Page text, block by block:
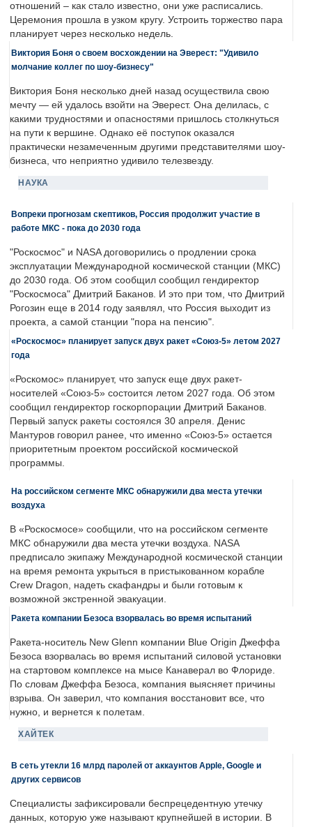
отношений – как стало известно, они уже расписались.
Церемония прошла в узком кругу. Устроить торжество пара
планирует через несколько недель.
Виктория Боня о своем восхождении на Эверест: "Удивило
молчание коллег по шоу-бизнесу"
Виктория Боня несколько дней назад осуществила свою
мечту — ей удалось взойти на Эверест. Она делилась, с
какими трудностями и опасностями пришлось столкнуться
на пути к вершине. Однако её поступок оказался
практически незамеченным другими представителями шоу-
бизнеса, что неприятно удивило телезвезду.
НАУКА
Вопреки прогнозам скептиков, Россия продолжит участие в
работе МКС - пока до 2030 года
"Роскосмос" и NASA договорились о продлении срока
эксплуатации Международной космической станции (МКС)
до 2030 года. Об этом сообщил сообщил гендиректор
"Роскосмоса" Дмитрий Баканов. И это при том, что Дмитрий
Рогозин еще в 2014 году заявлял, что Россия выходит из
проекта, а самой станции "пора на пенсию".
«Роскосмос» планирует запуск двух ракет «Союз-5» летом 2027
года
«Роскомос» планирует, что запуск еще двух ракет-
носителей «Союз-5» состоится летом 2027 года. Об этом
сообщил гендиректор госкорпорации Дмитрий Баканов.
Первый запуск ракеты состоялся 30 апреля. Денис
Мантуров говорил ранее, что именно «Союз-5» остается
приоритетным проектом российской космической
программы.
На российском сегменте МКС обнаружили два места утечки
воздуха
В «Роскосмосе» сообщили, что на российском сегменте
МКС обнаружили два места утечки воздуха. NASA
предписало экипажу Международной космической станции
на время ремонта укрыться в пристыкованном корабле
Crew Dragon, надеть скафандры и были готовым к
возможной экстренной эвакуации.
Ракета компании Безоса взорвалась во время испытаний
Ракета-носитель New Glenn компании Blue Origin Джеффа
Безоса взорвалась во время испытаний силовой установки
на стартовом комплексе на мысе Канаверал во Флориде.
По словам Джеффа Безоса, компания выясняет причины
взрыва. Он заверил, что компания восстановит все, что
нужно, и вернется к полетам.
ХАЙТЕК
В сеть утекли 16 млрд паролей от аккаунтов Apple, Google и
других сервисов
Специалисты зафиксировали беспрецедентную утечку
данных, которую уже называют крупнейшей в истории. В